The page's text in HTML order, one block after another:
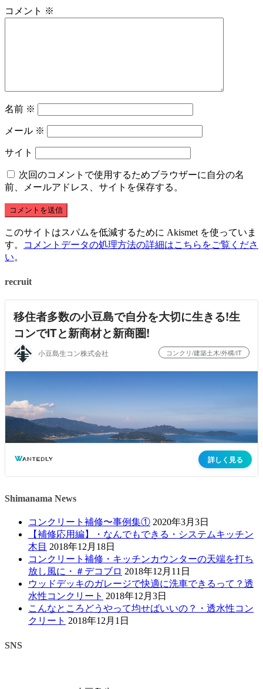
コメント ※
名前 ※
メール ※
サイト
次回のコメントで使用するためブラウザーに自分の名
前、メールアドレス、サイトを保存する。
このサイトはスパムを低減するために Akismet を使っていま
す。
コメントデータの処理方法の詳細はこちらをご覧くださ
い。
recruit
Shimanama News
コンクリート補修〜事例集① 2020年3月3日
【補修応用編】・なんでもできる・システムキッチン
木目 2018年12月18日
コンクリート補修・キッチンカウンターの天端を打ち
放し風に・＃デコブロ 2018年12月11日
ウッドデッキのガレージで快適に洗車できるって？透
水性コンクリート 2018年12月3日
こんなところどうやって均せばいいの？・透水性コン
クリート 2018年12月1日
SNS